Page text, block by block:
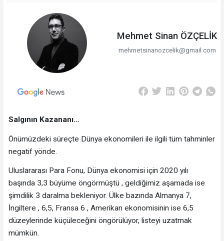
Mehmet Sinan ÖZÇELİK
mehmetsinanozcelik@gmail.com
Salgının Kazananı…
Önümüzdeki süreçte Dünya ekonomileri ile ilgili tüm tahminler
negatif yönde.
Uluslararası Para Fonu, Dünya ekonomisi için 2020 yılı
başında 3,3 büyüme öngörmüştü , geldiğimiz aşamada ise
şimdilik 3 daralma bekleniyor. Ülke bazında Almanya 7,
İngiltere , 6,5, Fransa 6 , Amerikan ekonomisinin ise 6,5
düzeylerinde küçüleceğini öngörülüyor, listeyi uzatmak
mümkün.